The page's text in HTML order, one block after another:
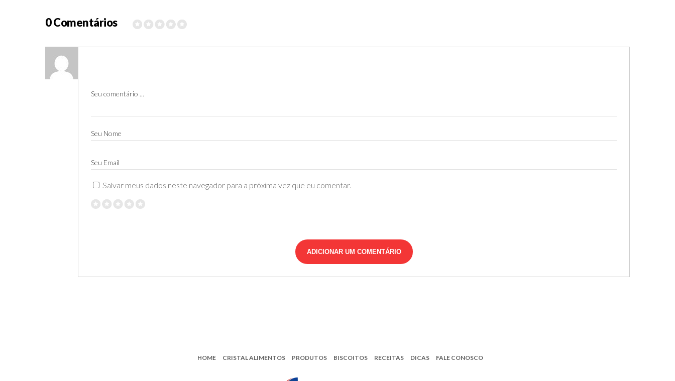
0 Comentários
Seu comentário ...
Seu Nome
Seu Email
Salvar meus dados neste navegador para a próxima vez que eu comentar.
HOME CRISTAL ALIMENTOS PRODUTOS BISCOITOS RECEITAS DICAS FALE CONOSCO